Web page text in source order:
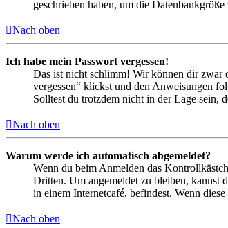
geschrieben haben, um die
Nach oben
Ich habe mein Passwort vergessen!
Das ist nicht schlimm! Wir können dir zwar
vergessen“ klickst und den Anweisungen
Solltest du trotzdem nicht in der Lage sein,
Nach oben
Warum werde ich automatisch abgemeldet?
Wenn du beim Anmelden das
Dritten. Um angemeldet zu bleiben, kannst
in einem Internetcafé, befindest. Wenn
Nach oben